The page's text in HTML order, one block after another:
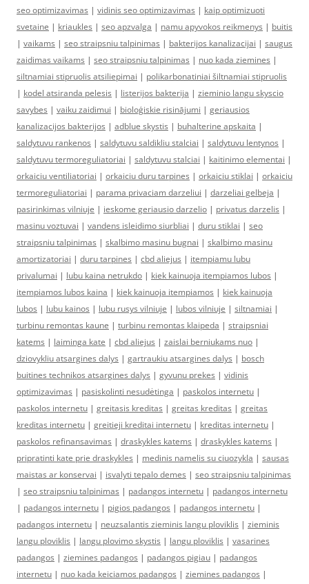
seo optimizavimas | vidinis seo optimizavimas | kaip optimizuoti
svetaine | kriaukles | seo apzvalga | namu apyvokos reikmenys | buitis
| vaikams | seo straipsniu talpinimas | bakterijos kanalizacijai | saugus
zaidimas vaikams | seo straipsniu talpinimas | nuo kada ziemines |
siltnamiai stipruolis atsiliepimai | polikarbonatiniai šiltnamiai stipruolis
| kodel atsiranda pelesis | listerijos bakterija | zieminio langu skyscio
savybes | vaiku zaidimui | bioloģiskie risinājumi | geriausios
kanalizacijos bakterijos | adblue skystis | buhalterine apskaita |
saldytuvu rankenos | saldytuvu saldikliu stalciai | saldytuvu lentynos |
saldytuvu termoreguliatoriai | saldytuvu stalciai | kaitinimo elementai |
orkaiciu ventiliatoriai | orkaiciu duru tarpines | orkaiciu stiklai | orkaiciu
termoreguliatoriai | parama privaciam darzeliui | darzeliai gelbeja |
pasirinkimas vilniuje | ieskome geriausio darzelio | privatus darzelis |
masinu voztuvai | vandens isleidimo siurbliai | duru stiklai | seo
straipsniu talpinimas | skalbimo masinu bugnai | skalbimo masinu
amortizatoriai | duru tarpines | cbd aliejus | itempiamu lubu
privalumai | lubu kaina netrukdo | kiek kainuoja itempiamos lubos |
itempiamos lubos kaina | kiek kainuoja itempiamos | kiek kainuoja
lubos | lubu kainos | lubu rusys vilniuje | lubos vilniuje | siltnamiai |
turbinu remontas kaune | turbinu remontas klaipeda | straipsniai
katems | laiminga kate | cbd aliejus | zaislai berniukams nuo |
dziovykliu atsargines dalys | gartraukiu atsargines dalys | bosch
buitines technikos atsargines dalys | gyvunu prekes | vidinis
optimizavimas | pasiskolinti nesudėtinga | paskolos internetu |
paskolos internetu | greitasis kreditas | greitas kreditas | greitas
kreditas internetu | greitieji kreditai internetu | kreditas internetu |
paskolos refinansavimas | draskykles katems | draskykles katems |
pripratinti kate prie draskykles | medinis namelis su ciuozykla | sausas
maistas ar konservai | isvalyti tepalo demes | seo straipsniu talpinimas
| seo straipsniu talpinimas | padangos internetu | padangos internetu
| padangos internetu | pigios padangos | padangos internetu |
padangos internetu | neuzsalantis zieminis langu ploviklis | zieminis
langu ploviklis | langu plovimo skystis | langu ploviklis | vasarines
padangos | ziemines padangos | padangos pigiau | padangos
internetu | nuo kada keiciamos padangos | ziemines padangos |